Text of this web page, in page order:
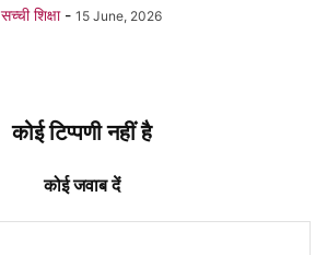
सच्ची शिक्षा - 15 June, 2026
कोई टिप्पणी नहीं है
कोई जवाब दें